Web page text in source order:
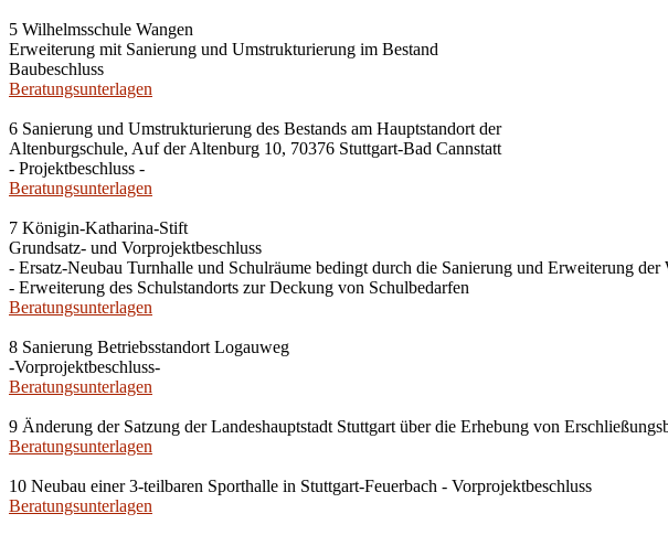
5 Wilhelmsschule Wangen
Erweiterung mit Sanierung und Umstrukturierung im Bestand
Baubeschluss
Beratungsunterlagen
6 Sanierung und Umstrukturierung des Bestands am Hauptstandort der
Altenburgschule, Auf der Altenburg 10, 70376 Stuttgart-Bad Cannstatt
- Projektbeschluss -
Beratungsunterlagen
7 Königin-Katharina-Stift
Grundsatz- und Vorprojektbeschluss
- Ersatz-Neubau Turnhalle und Schulräume bedingt durch die Sanierung und Erweiterung der
- Erweiterung des Schulstandorts zur Deckung von Schulbedarfen
Beratungsunterlagen
8 Sanierung Betriebsstandort Logauweg
-Vorprojektbeschluss-
Beratungsunterlagen
9 Änderung der Satzung der Landeshauptstadt Stuttgart über die Erhebung von
Beratungsunterlagen
10 Neubau einer 3-teilbaren Sporthalle in Stuttgart-Feuerbach - Vorprojektbeschluss
Beratungsunterlagen